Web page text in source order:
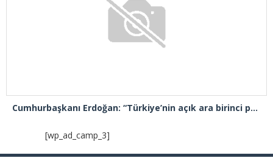
Cumhurbaşkanı Erdoğan: “Türkiye’nin açık ara birinci partisiyiz”
[wp_ad_camp_3]